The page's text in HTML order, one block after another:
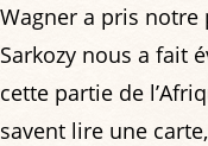
Wagner a pris notre
Sarkozy nous a fait
cette partie de
savent lire une